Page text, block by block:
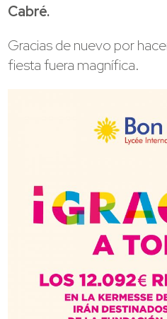
Cabré.
Gracias de nuevo por
fiesta fuera magnífica.